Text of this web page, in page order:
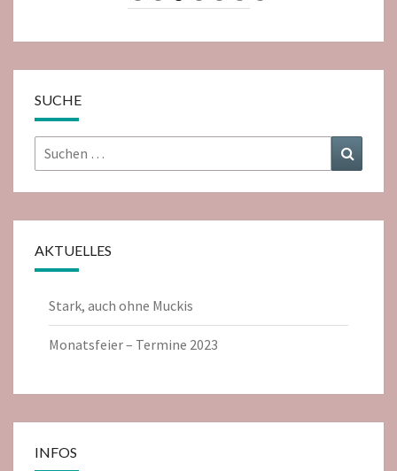
SUCHE
Suchen
nach:
AKTUELLES
Stark, auch ohne Muckis
Monatsfeier – Termine 2023
INFOS